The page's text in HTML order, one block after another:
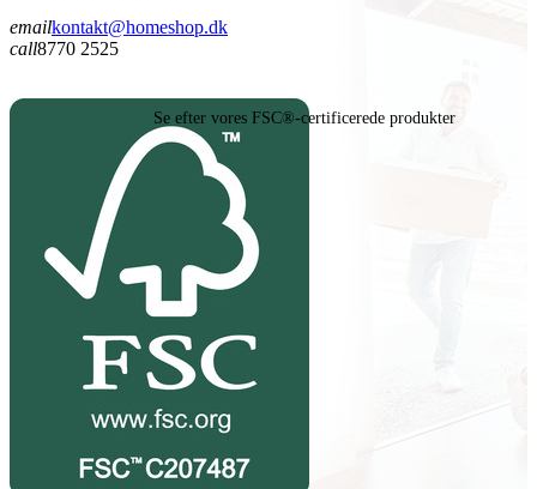
emailkontakt@homeshop.dk
call8770 2525
Se efter vores FSC®-certificerede produkter